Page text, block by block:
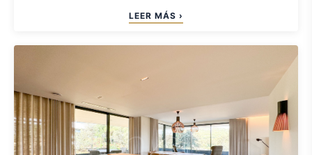
Mediterráneo, el Estrecho de Gibraltar y la costa del
Norte de África, creando una atmósfera de
LEER MÁS ›